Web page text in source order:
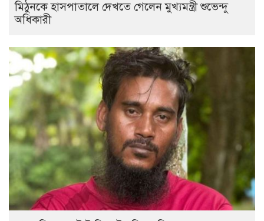
মিঠুনকে হাসপাতালে দেখতে গেলেন মুখ্যমন্ত্রী শুভেন্দু
অধিকারী